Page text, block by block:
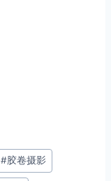
#胶卷摄影